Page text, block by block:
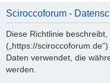
Sciroccoforum -
Diese Richtlinie beschreibt,
(„https://
Daten verwendet, die
werden.